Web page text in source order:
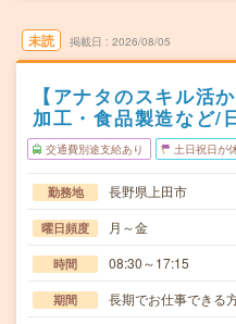
未読 掲載日 2026/08/05
【アナタのスキル活
加工・食品製造など/
交通費別途支給あり 土日祝日が
勤務地 長野県上田市
曜日頻度 月～金
時間 08:30～17:15
期間 長期でお仕事できる